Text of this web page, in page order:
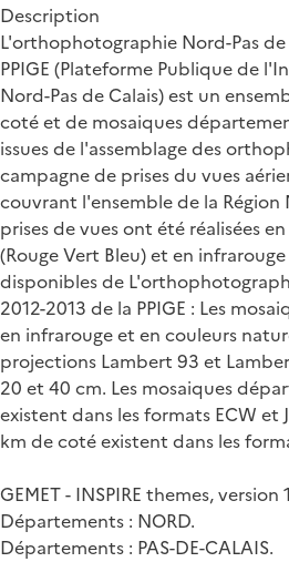
Description
L'orthophotographie Nord-Pas de
PPIGE (Plateforme Publique de
Nord-Pas de Calais) est un
coté et de mosaiques
issues de l'assemblage des
campagne de prises du vues
couvrant l'ensemble de la Région
prises de vues ont été réalisées
(Rouge Vert Bleu) et en
disponibles de
2012-2013 de la PPIGE : Les
en infrarouge et en couleurs
projections Lambert 93 et
20 et 40 cm. Les mosaiques
existent dans les formats ECW et
km de coté existent dans les
GEMET - INSPIRE themes,
Départements : NORD.
Départements : PAS-DE-CALAIS.